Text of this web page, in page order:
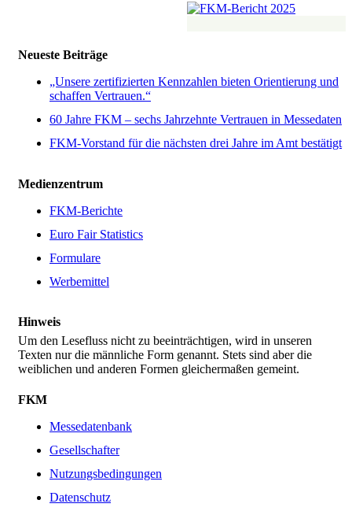
Neueste Beiträge
„Unsere zertifizierten Kennzahlen bieten Orientierung und
schaffen Vertrauen.“
60 Jahre FKM – sechs Jahrzehnte Vertrauen in Messedaten
FKM-Vorstand für die nächsten drei Jahre im Amt bestätigt
Medienzentrum
FKM-Berichte
Euro Fair Statistics
Formulare
Werbemittel
Hinweis
Um den Lesefluss nicht zu beeinträchtigen, wird in unseren
Texten nur die männliche Form genannt. Stets sind aber die
weiblichen und anderen Formen gleichermaßen gemeint.
FKM
Messedatenbank
Gesellschafter
Nutzungsbedingungen
Datenschutz